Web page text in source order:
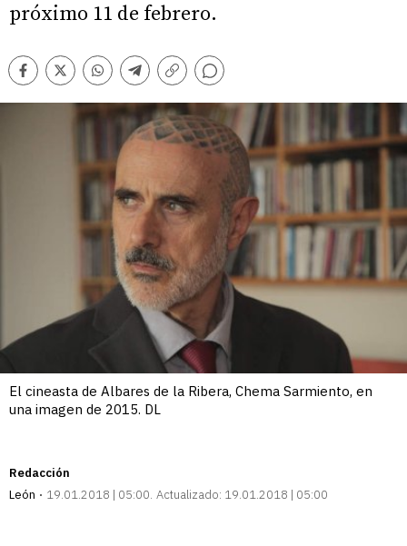
próximo 11 de febrero.
Facebook
TwitterWhatsappTelegram
Copiar
Comentarios
El cineasta de Albares de la Ribera, Chema Sarmiento, en
una imagen de 2015. DL
Redacción
León
19.01.2018 | 05:00 Actualizado: 19.01.2018 | 05:00